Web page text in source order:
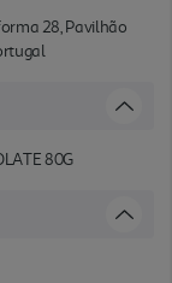
28, Pavilhão
80G